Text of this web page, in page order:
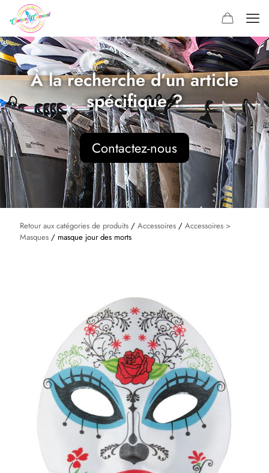
À la recherche d’un article
spécifique ?
Contactez-nous
Retour aux catégories de produits / Accessoires / Accessoires >
Masques / masque jour des morts